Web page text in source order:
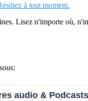
à tout moment.
Lisez n'importe où,
audio &